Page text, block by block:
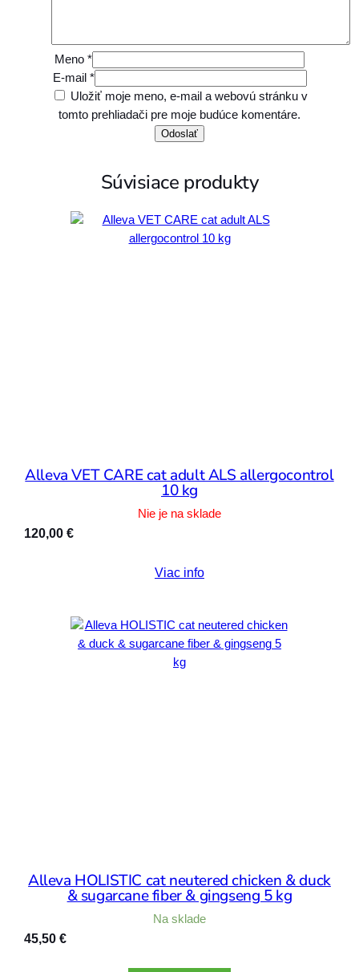
Meno *
E-mail *
Uložiť moje meno, e-mail a webovú stránku v
tomto prehliadači pre moje budúce komentáre.
Súvisiace produkty
Alleva VET CARE cat adult ALS allergocontrol
10 kg
Nie je na sklade
120,00 €
Viac info
Alleva HOLISTIC cat neutered chicken & duck
& sugarcane fiber & gingseng 5 kg
Na sklade
45,50 €